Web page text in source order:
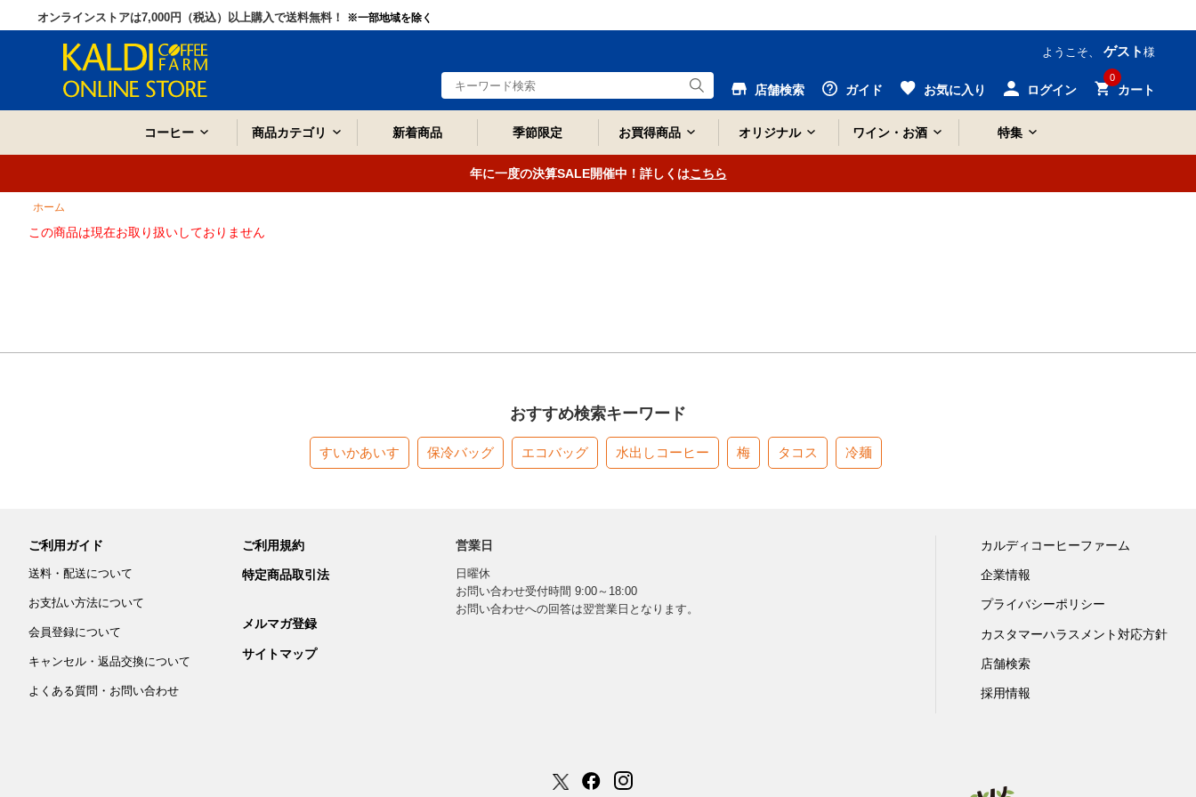
オンラインストアは7,000円（税込）以上購入で送料無料！ ※一部地域を除く
ようこそ、 ゲスト 様
店舗検索 ガイド お気に入り ログイン
0
カート
コーヒー 商品カテゴリ 新着商品 季節限定 お買得商品 オリジナル ワイン・お酒 特集
年に一度の決算SALE開催中！詳しくはこちら
ホーム
この商品は現在お取り扱いしておりません
おすすめ検索キーワード
すいかあいす 保冷バッグ エコバッグ 水出しコーヒー 梅 タコス 冷麺
ご利用ガイド
送料・配送について
お支払い方法について
会員登録について
キャンセル・返品交換について
よくある質問・お問い合わせ
ご利用規約
特定商品取引法
メルマガ登録
サイトマップ
営業日
日曜休
お問い合わせ受付時間 9:00～18:00
お問い合わせへの回答は翌営業日となります。
カルディコーヒーファーム
企業情報
プライバシーポリシー
カスタマーハラスメント対応方針
店舗検索
採用情報